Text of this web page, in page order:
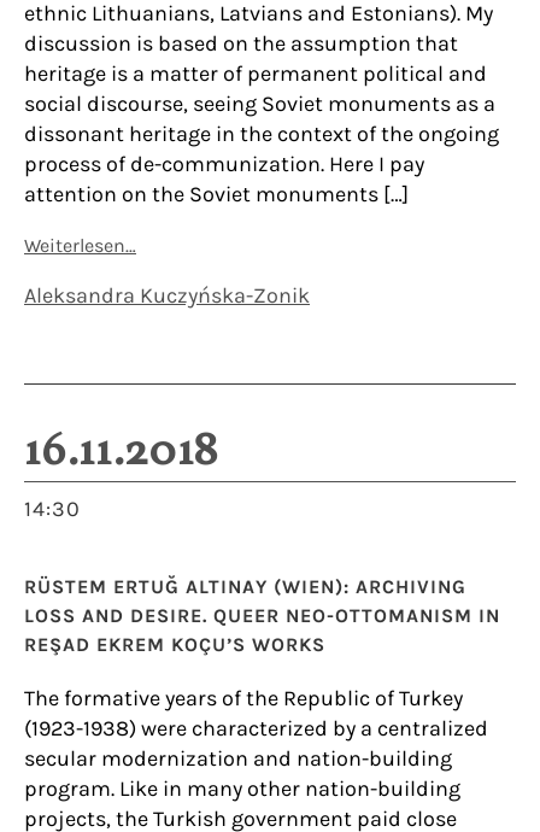
ethnic Lithuanians, Latvians and Estonians). My
discussion is based on the assumption that
heritage is a matter of permanent political and
social discourse, seeing Soviet monuments as a
dissonant heritage in the context of the ongoing
process of de-communization. Here I pay
attention on the Soviet monuments […]
Weiterlesen…
Aleksandra Kuczyńska-Zonik
16.11.2018
14:30
RÜSTEM ERTUĞ ALTINAY (WIEN): ARCHIVING
LOSS AND DESIRE. QUEER NEO-OTTOMANISM IN
REŞAD EKREM KOÇU’S WORKS
The formative years of the Republic of Turkey
(1923-1938) were characterized by a centralized
secular modernization and nation-building
program. Like in many other nation-building
projects, the Turkish government paid close